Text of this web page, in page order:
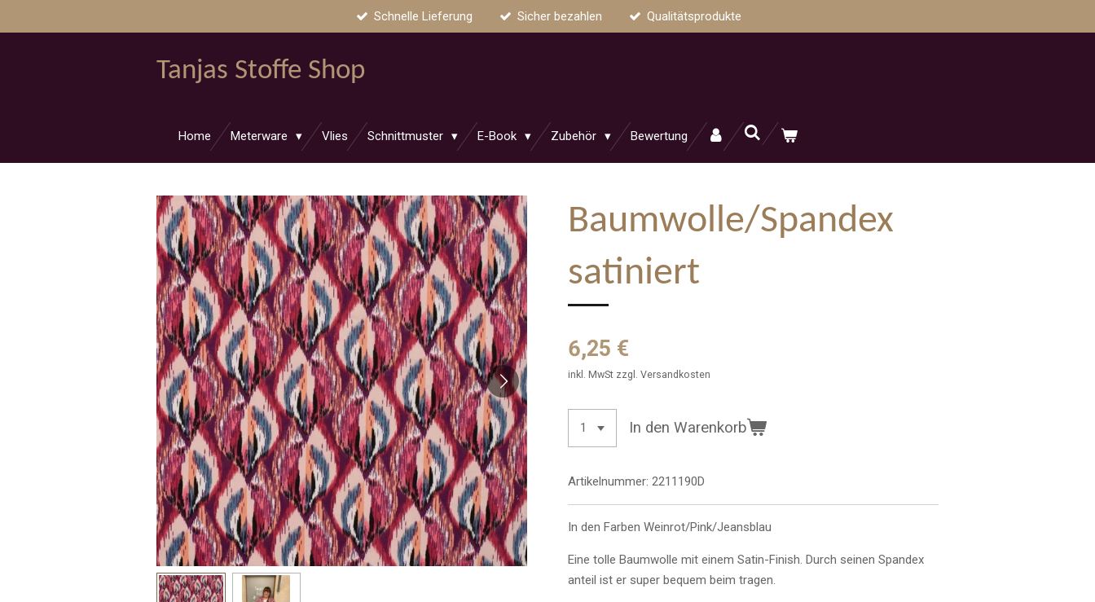
Schnelle Lieferung Sicher bezahlen Qualitätsprodukte
Tanjas Stoffe Shop
Home Meterware Vlies Schnittmuster E-Book Zubehör Bewertung
Baumwolle/Spandex
satiniert
6,25 €
inkl. MwSt zzgl. Versandkosten
In den Warenkorb
Artikelnummer: 2211190D
In den Farben Weinrot/Pink/Jeansblau
Eine tolle Baumwolle mit einem Satin-Finish. Durch seinen Spandex
anteil ist er super bequem beim tragen.